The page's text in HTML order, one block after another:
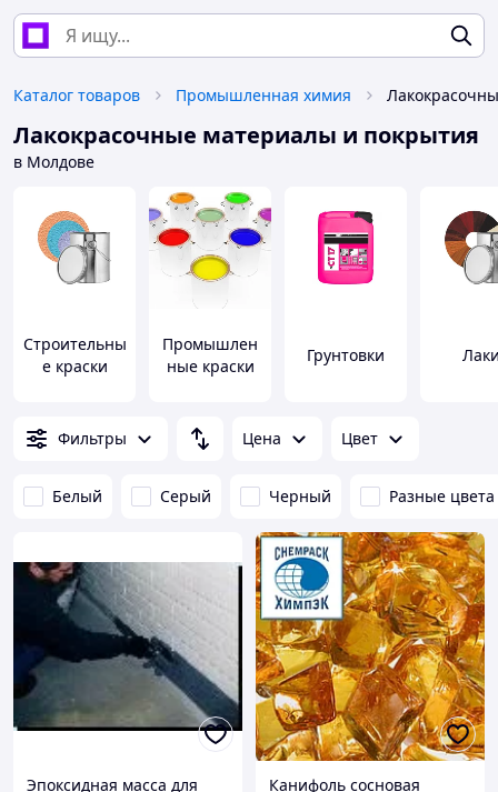
Каталог товаров Промышленная химия
Лакокрасочные материалы и покрытия
в Молдове
Строительны
е краски
Промышлен
ные краски
Грунтовки
Фильтры Цена Цвет
Белый Серый Черный Разные цвета
Эпоксидная масса для Канифоль сосновая